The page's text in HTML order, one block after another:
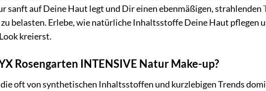
sanft auf Deine Haut legt und Dir einen ebenmäßigen, strahlenden
belasten. Erlebe, wie natürliche Inhaltsstoffe Deine Haut pflegen
kreierst.
Rosengarten INTENSIVE Natur Make-up?
oft von synthetischen Inhaltsstoffen und kurzlebigen Trends